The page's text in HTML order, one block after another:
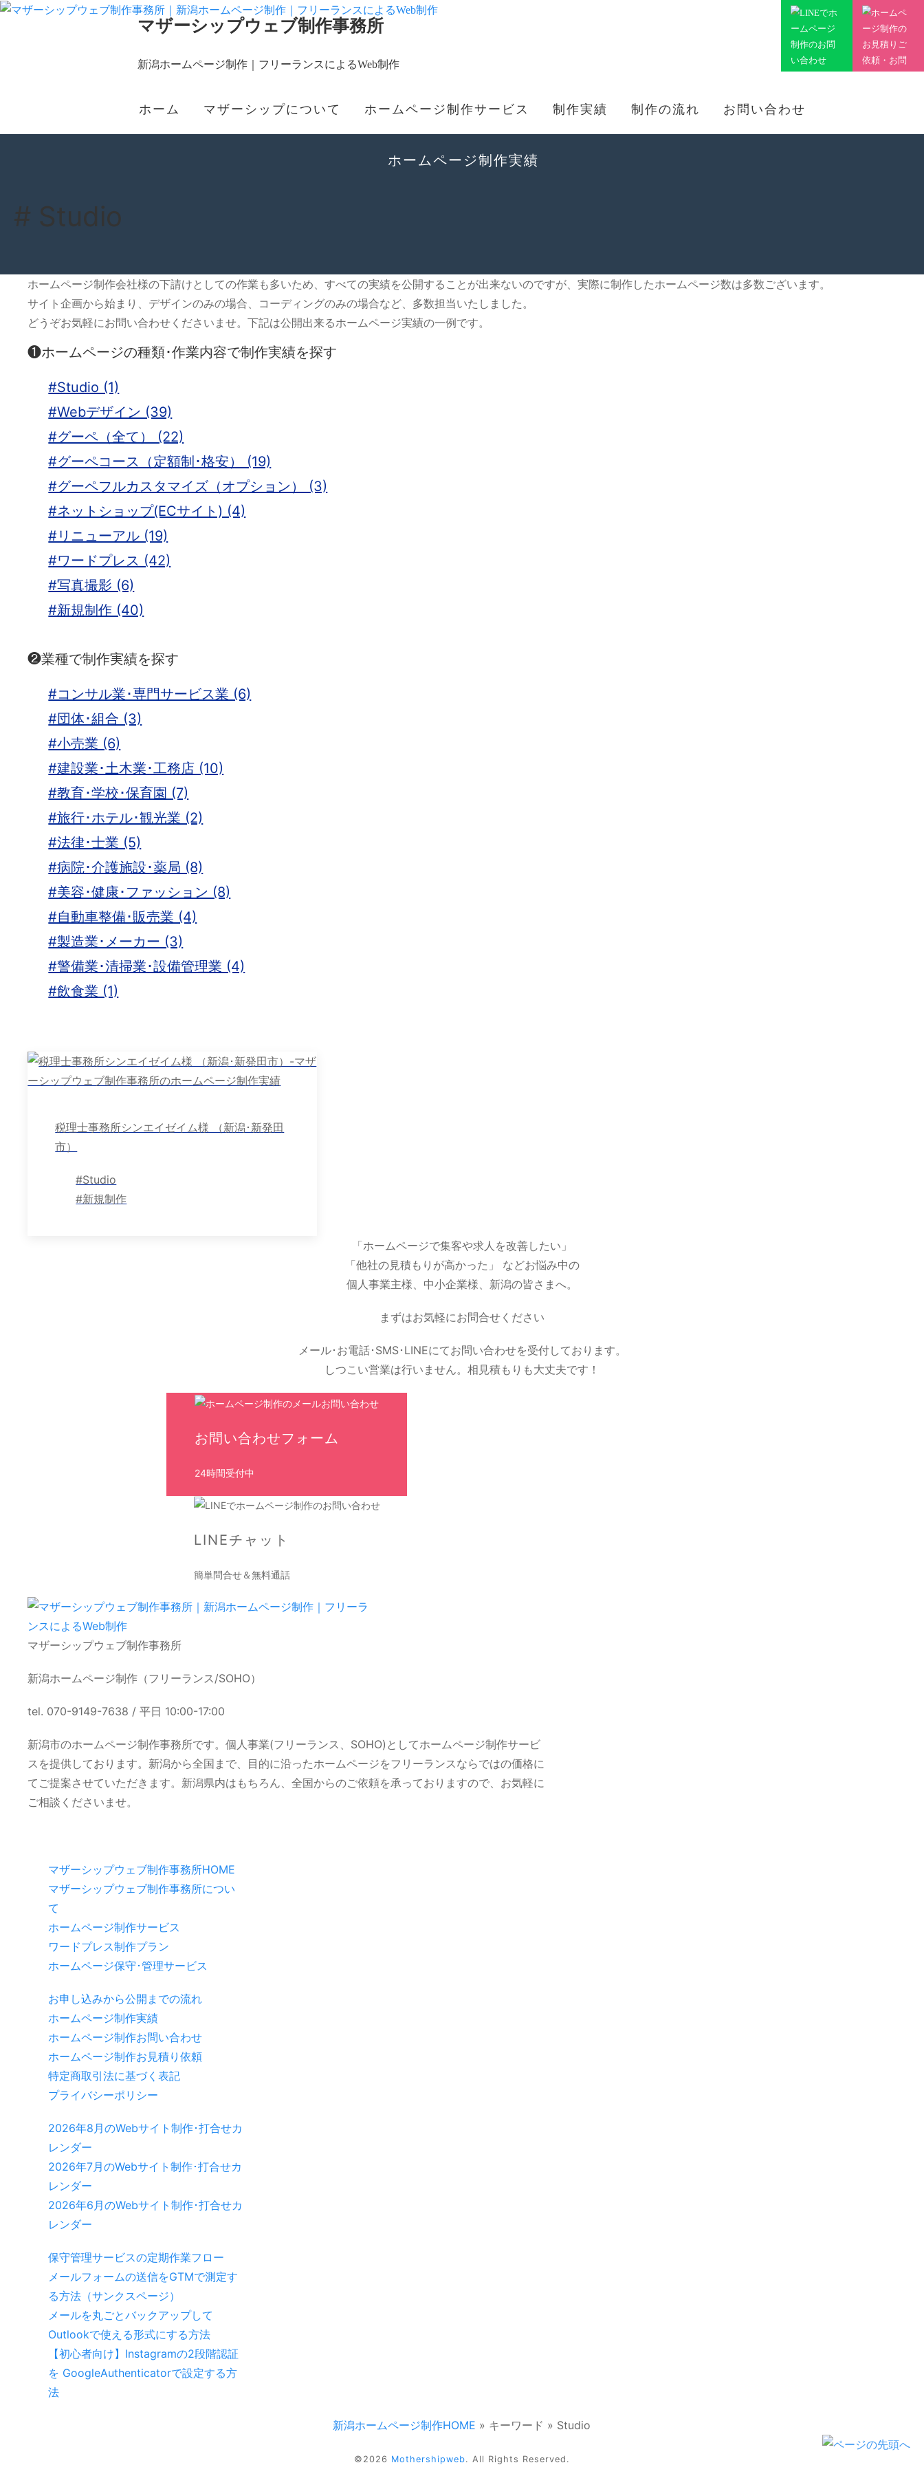
マザーシップウェブ制作事務所
新潟ホームページ制作｜フリーランスによるWeb制作
ホーム マザーシップについて ホームページ制作サービス 制作実績 制作の流れ お問い合わせ
ホームページ制作実績
# Studio
ホームページ制作会社様の下請けとしての作業も多いため、すべての実績を公開することが出来ないのですが、実際に制作したホームページ数は多数ございます。
サイト企画から始まり、デザインのみの場合、コーディングのみの場合など、多数担当いたしました。
どうぞお気軽にお問い合わせくださいませ。下記は公開出来るホームページ実績の一例です。
❶ホームページの種類･作業内容で制作実績を探す
#Studio (1)
#Webデザイン (39)
#グーペ（全て） (22)
#グーペコース（定額制･格安） (19)
#グーペフルカスタマイズ（オプション） (3)
#ネットショップ(ECサイト) (4)
#リニューアル (19)
#ワードプレス (42)
#写真撮影 (6)
#新規制作 (40)
❷業種で制作実績を探す
#コンサル業･専門サービス業 (6)
#団体･組合 (3)
#小売業 (6)
#建設業･土木業･工務店 (10)
#教育･学校･保育園 (7)
#旅行･ホテル･観光業 (2)
#法律･士業 (5)
#病院･介護施設･薬局 (8)
#美容･健康･ファッション (8)
#自動車整備･販売業 (4)
#製造業･メーカー (3)
#警備業･清掃業･設備管理業 (4)
#飲食業 (1)
税理士事務所シンエイゼイム様 （新潟･新発田
市）
#Studio
#新規制作
「ホームページで集客や求人を改善したい」
「他社の見積もりが高かった」 などお悩み中の
個人事業主様、中小企業様、新潟の皆さまへ。
まずはお気軽にお問合せください
メール･お電話･SMS･LINEにてお問い合わせを受付しております。
しつこい営業は行いません。相見積もりも大丈夫です！
お問い合わせフォーム
24時間受付中
LINEチャット
簡単問合せ＆無料通話
マザーシップウェブ制作事務所
新潟ホームページ制作（フリーランス/SOHO）
tel. 070-9149-7638 / 平日 10:00-17:00
新潟市のホームページ制作事務所です。個人事業(フリーランス、SOHO)としてホームページ制作サービ
スを提供しております。新潟から全国まで、目的に沿ったホームページをフリーランスならではの価格に
てご提案させていただきます。新潟県内はもちろん、全国からのご依頼を承っておりますので、お気軽に
ご相談くださいませ。
マザーシップウェブ制作事務所HOME
マザーシップウェブ制作事務所につい
て
ホームページ制作サービス
ワードプレス制作プラン
ホームページ保守･管理サービス
お申し込みから公開までの流れ
ホームページ制作実績
ホームページ制作お問い合わせ
ホームページ制作お見積り依頼
特定商取引法に基づく表記
プライバシーポリシー
2026年8月のWebサイト制作･打合せカ
レンダー
2026年7月のWebサイト制作･打合せカ
レンダー
2026年6月のWebサイト制作･打合せカ
レンダー
保守管理サービスの定期作業フロー
メールフォームの送信をGTMで測定す
る方法（サンクスページ）
メールを丸ごとバックアップして
Outlookで使える形式にする方法
【初心者向け】Instagramの2段階認証
を GoogleAuthenticatorで設定する方
法
新潟ホームページ制作HOME » キーワード » Studio
©2026 Mothershipweb. All Rights Reserved.